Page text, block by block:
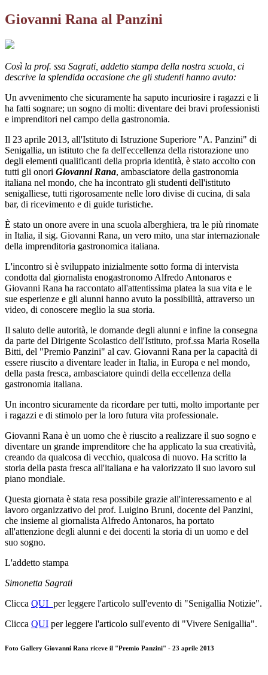
Giovanni Rana al Panzini
Così la prof. ssa Sagrati, addetto stampa della nostra scuola, ci
descrive la splendida occasione che gli studenti hanno avuto:
Un avvenimento che sicuramente ha saputo incuriosire i ragazzi e li
ha fatti sognare; un sogno di molti: diventare dei bravi professionisti
e imprenditori nel campo della gastronomia.
Il 23 aprile 2013, all'Istituto di Istruzione Superiore "A. Panzini" di
Senigallia, un istituto che fa dell'eccellenza della ristorazione uno
degli elementi qualificanti della propria identità, è stato accolto con
tutti gli onori Giovanni Rana, ambasciatore della gastronomia
italiana nel mondo, che ha incontrato gli studenti dell'istituto
senigalliese, tutti rigorosamente nelle loro divise di cucina, di sala
bar, di ricevimento e di guide turistiche.
È stato un onore avere in una scuola alberghiera, tra le più rinomate
in Italia, il sig. Giovanni Rana, un vero mito, una star internazionale
della imprenditoria gastronomica italiana.
L'incontro si è sviluppato inizialmente sotto forma di intervista
condotta dal giornalista enogastronomo Alfredo Antonaros e
Giovanni Rana ha raccontato all'attentissima platea la sua vita e le
sue esperienze e gli alunni hanno avuto la possibilità, attraverso un
video, di conoscere meglio la sua storia.
Il saluto delle autorità, le domande degli alunni e infine la consegna
da parte del Dirigente Scolastico dell'Istituto, prof.ssa Maria Rosella
Bitti, del "Premio Panzini" al cav. Giovanni Rana per la capacità di
essere riuscito a diventare leader in Italia, in Europa e nel mondo,
della pasta fresca, ambasciatore quindi della eccellenza della
gastronomia italiana.
Un incontro sicuramente da ricordare per tutti, molto importante per
i ragazzi e di stimolo per la loro futura vita professionale.
Giovanni Rana è un uomo che è riuscito a realizzare il suo sogno e
diventare un grande imprenditore che ha applicato la sua creatività,
creando da qualcosa di vecchio, qualcosa di nuovo. Ha scritto la
storia della pasta fresca all'italiana e ha valorizzato il suo lavoro sul
piano mondiale.
Questa giornata è stata resa possibile grazie all'interessamento e al
lavoro organizzativo del prof. Luigino Bruni, docente del Panzini,
che insieme al giornalista Alfredo Antonaros, ha portato
all'attenzione degli alunni e dei docenti la storia di un uomo e del
suo sogno.
L'addetto stampa
Simonetta Sagrati
Clicca QUI per leggere l'articolo sull'evento di "Senigallia Notizie".
Clicca QUI per leggere l'articolo sull'evento di "Vivere Senigallia".
Foto Gallery Giovanni Rana riceve il "Premio Panzini" - 23 aprile 2013